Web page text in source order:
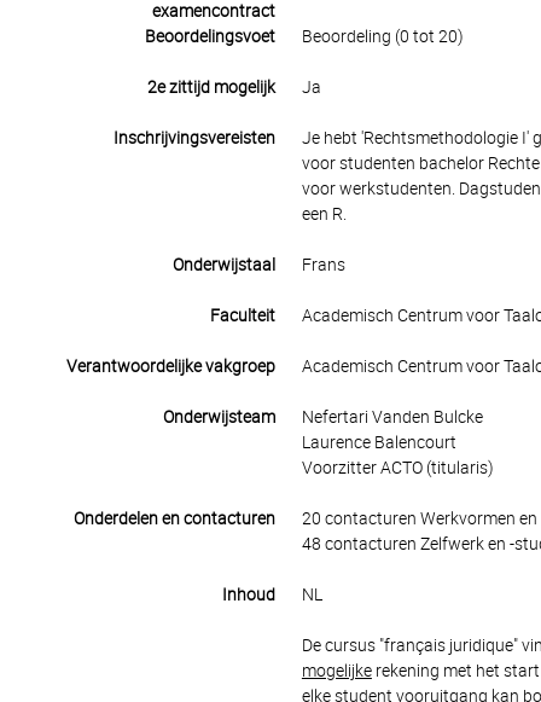
examencontract
Beoordelingsvoet Beoordeling (0 tot 20)
2e zittijd mogelijk Ja
Inschrijvingsvereisten
Je hebt 'Rechtsmethodologie I'
voor studenten bachelor
voor werkstudenten.
een R.
Onderwijstaal Frans
Faculteit Academisch Centrum voor
Verantwoordelijke vakgroep Academisch Centrum voor
Onderwijsteam
Nefertari Vanden Bulcke
Laurence Balencourt
Voorzitter ACTO (titularis)
Onderdelen en contacturen
20 contacturen Werkvormen en
48 contacturen Zelfwerk en -
Inhoud NL
De cursus "français juridique"
mogelijkerekening met het
elke student vooruitgang kan